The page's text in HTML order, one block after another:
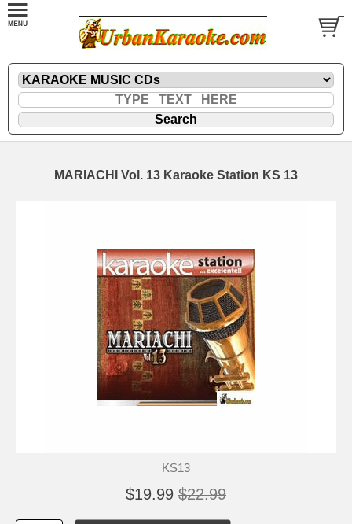
MARIACHI Vol. 13 Karaoke Station KS 13
KS13
$19.99 $22.99